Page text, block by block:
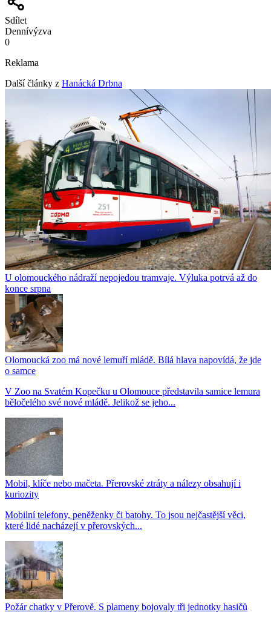
Sdílet
Dennívýzva
0
Reklama
Další články z Hanácká Drbna
U olomouckého nádraží nepojedou tramvaje. Výluka potrvá až do
konce srpna
Olomoucká zoo má nové lemuří mládě. Bílá hlava napovídá, že jde
o samce
V Zoo na Svatém Kopečku u Olomouce představila samice lemura
běločelého své nové mládě. Jelikož se jeho...
Mobil, klíče nebo mačeta. Přerovské ztráty a nálezy obsahují i
kuriozity
Mobilní telefony, peněženky či batohy. To jsou nejčastější věci,
které lidé nacházejí v přerovských...
Požár chatky v Přerově. S plameny bojovaly tři jednotky hasičů